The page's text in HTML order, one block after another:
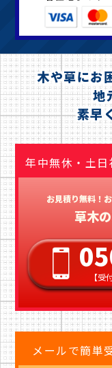
木や草にお
地
素早
年中無休・土
お見積り無料！
草木
【
メールで簡単